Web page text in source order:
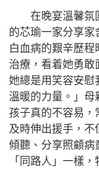
在晚宴溫馨氛圍
的芯瑜一家分享
白血病的艱辛歷
治療，看着她勇敢
她總是用笑容安慰
溫暖的力量。」母
孩子真的不容易，
及時伸出援手，不
傾聽、分享照顧病
「同路人」一樣，